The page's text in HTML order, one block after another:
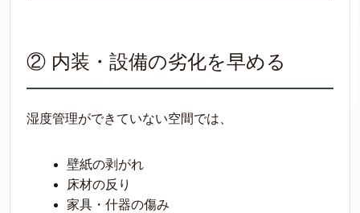
② 内装・設備の劣化を早める
湿度管理ができていない空間では、
壁紙の剥がれ
床材の反り
家具・什器の傷み